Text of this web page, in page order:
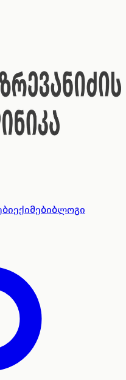
ექიმებიბლოგი